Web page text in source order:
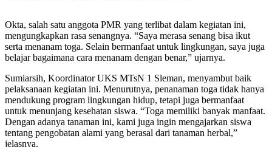
Okta, salah satu anggota PMR yang terlibat dalam kegiatan ini,
mengungkapkan rasa senangnya. “Saya merasa senang bisa ikut
serta menanam toga. Selain bermanfaat untuk lingkungan, saya juga
belajar bagaimana cara menanam dengan benar,” ujarnya.
Sumiarsih, Koordinator UKS MTsN 1 Sleman, menyambut baik
pelaksanaan kegiatan ini. Menurutnya, penanaman toga tidak hanya
mendukung program lingkungan hidup, tetapi juga bermanfaat
untuk menunjang kesehatan siswa. “Toga memiliki banyak manfaat.
Dengan adanya tanaman ini, kami juga ingin mengajarkan siswa
tentang pengobatan alami yang berasal dari tanaman herbal,”
jelasnya.